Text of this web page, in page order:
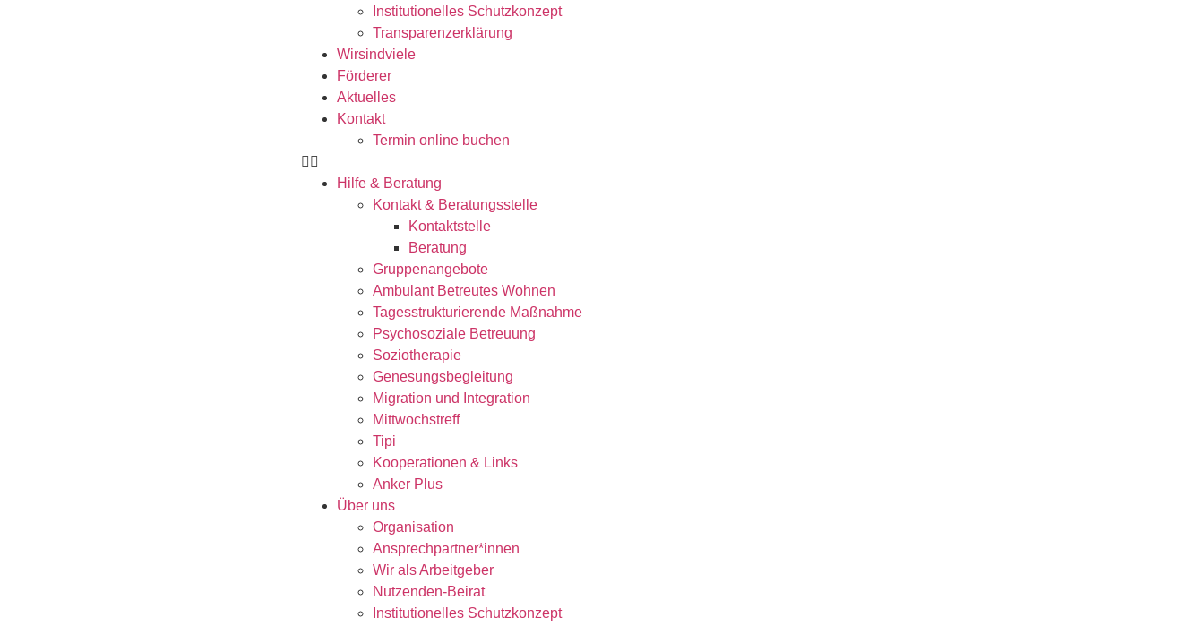
Institutionelles Schutzkonzept​
Transparenzerklärung
Wirsindviele
Förderer
Aktuelles
Kontakt
Termin online buchen
Hilfe & Beratung
Kontakt & Beratungsstelle
Kontaktstelle
Beratung
Gruppenangebote
Ambulant Betreutes Wohnen
Tagesstrukturierende Maßnahme
Psychosoziale Betreuung
Soziotherapie
Genesungsbegleitung
Migration und Integration
Mittwochstreff
Tipi
Kooperationen & Links
Anker Plus
Über uns
Organisation
Ansprechpartner*innen
Wir als Arbeitgeber
Nutzenden-Beirat
Institutionelles Schutzkonzept​